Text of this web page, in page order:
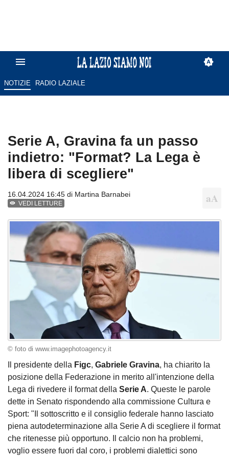
NOTIZIE RADIO LAZIALE
Serie A, Gravina fa un passo
indietro: "Format? La Lega è
libera di scegliere"
16.04.2024 16:45 di Martina Barnabei
VEDI LETTURE
© foto di www.imagephotoagency.it
Il presidente della Figc, Gabriele Gravina, ha chiarito la
posizione della Federazione in merito all'intenzione della
Lega di rivedere il format della Serie A. Queste le parole
dette in Senato rispondendo alla commissione Cultura e
Sport: "Il sottoscritto e il consiglio federale hanno lasciato
piena autodeterminazione alla Serie A di scegliere il format
che ritenesse più opportuno. Il calcio non ha problemi,
voglio essere fuori dal coro, i problemi dialettici sono